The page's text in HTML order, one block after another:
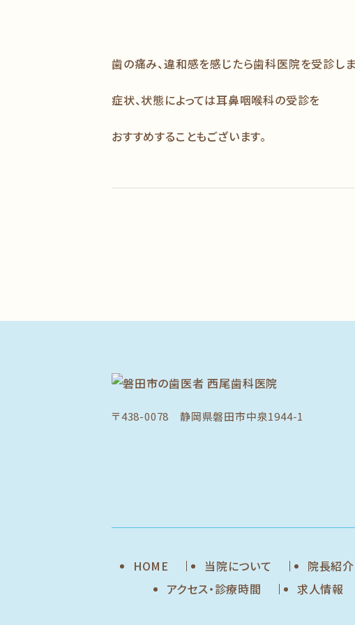
歯の痛み、違和感を感じたら歯科医院を受診しま
症状、状態によっては耳鼻咽喉科の受診を
おすすめすることもございます。
〒438-0078 静岡県磐田市中泉1944-1
HOME 当院について 院長紹介
アクセス・診療時間
求人情報